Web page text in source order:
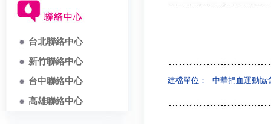
台北聯絡中心
新竹聯絡中心
台中聯絡中心
高雄聯絡中心
建檔單位： 中華捐血運動協